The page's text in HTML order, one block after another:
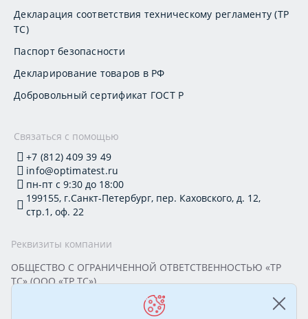
Декларация соответствия техническому регламенту (ТР
ТС)
Паспорт безопасности
Декларирование товаров в РФ
Добровольный сертификат ГОСТ Р
Связаться с помощью
+7 (812) 409 39 49
info@optimatest.ru
пн-пт с 9:30 до 18:00
199155, г.Санкт-Петербург, пер. Каховского, д. 12,
стр.1, оф. 22
Реквизиты компании
ОБЩЕСТВО С ОГРАНИЧЕННОЙ ОТВЕТСТВЕННОСТЬЮ «ТР
ТС» (ООО «ТР ТС»)
Юридический адрес: 199155, г. Санкт-Петербург, пер.
Каховского, д. 12, стр. 1, помещение 22-Н